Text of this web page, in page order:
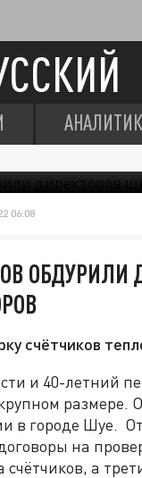
06:08
ОБДУРИЛИ
счётчиков
и 40-летний
в городе Шуе.
на
счётчиков, а